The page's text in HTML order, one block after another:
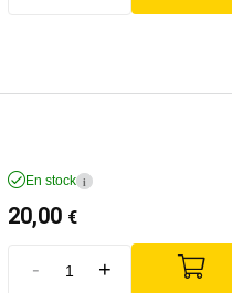
En stock i
20,00 €
- +